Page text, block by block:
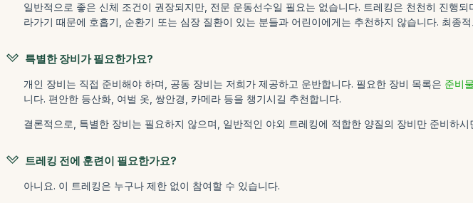
일반적으로 좋은 신체 조건이 권장되지만, 전문 운동선수일 필요는 없습니다. 트레킹은 천천히 진행
라가기 때문에 호흡기, 순환기 또는 심장 질환이 있는 분들과 어린이에게는 추천하지 않습니다. 최종
특별한 장비가 필요한가요?
개인 장비는 직접 준비해야 하며, 공동 장비는 저희가 제공하고 운반합니다. 필요한 장비 목록은 준비
니다. 편안한 등산화, 여벌 옷, 쌍안경, 카메라 등을 챙기시길 추천합니다.
결론적으로, 특별한 장비는 필요하지 않으며, 일반적인 야외 트레킹에 적합한 양질의 장비만 준비하시
트레킹 전에 훈련이 필요한가요?
아니요. 이 트레킹은 누구나 제한 없이 참여할 수 있습니다.